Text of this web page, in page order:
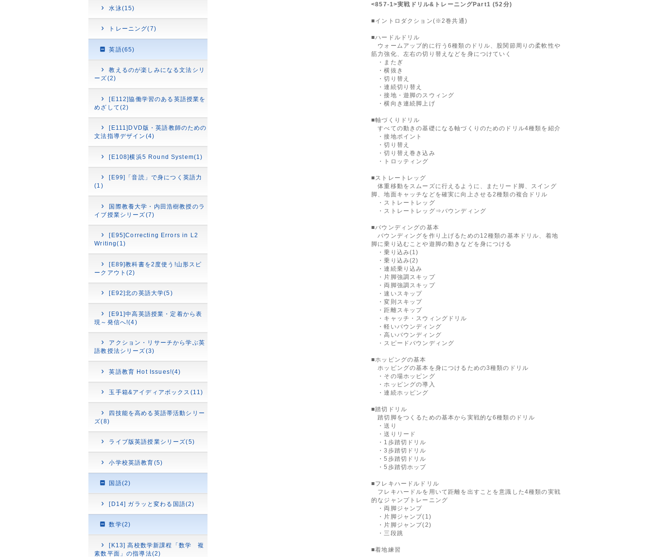
水泳(15)
トレーニング(7)
英語(65)
教えるのが楽しみになる文法シリ
ーズ(2)
[E112]協働学習のある英語授業を
めざして(2)
[E111]DVD版・英語教師のための
文法指導デザイン(4)
[E108]横浜5 Round System(1)
[E99]「音読」で身につく英語力
(1)
国際教養大学・内田浩樹教授のラ
イブ授業シリーズ(7)
[E95]Correcting Errors in L2
Writing(1)
[E89]教科書を2度使う!山形スピ
ークアウト(2)
[E92]北の英語大学(5)
[E91]中高英語授業・定着から表
現～発信へ!(4)
アクション・リサーチから学ぶ英
語教授法シリーズ(3)
英語教育 Hot Issues!(4)
玉手箱&アイディアボックス(11)
四技能を高める英語帯活動シリー
ズ(8)
ライブ版英語授業シリーズ(5)
小学校英語教育(5)
国語(2)
[D14] ガラッと変わる国語(2)
数学(2)
[K13] 高校数学新課程「数学 複
素数平面」の指導法(2)
<857-1>実戦ドリル&トレーニングPart1 (52分)
■イントロダクション(※2巻共通)
■ハードルドリル
ウォームアップ的に行う6種類のドリル、股関節周りの柔軟性や
筋力強化、左右の切り替えなどを身につけていく
・またぎ
・横抜き
・切り替え
・連続切り替え
・接地・遊脚のスウィング
・横向き連続脚上げ
■軸づくりドリル
すべての動きの基礎になる軸づくりのためのドリル4種類を紹介
・接地ポイント
・切り替え
・切り替え巻き込み
・トロッティング
■ストレートレッグ
体重移動をスムーズに行えるように、またリード脚、スイング
脚、地面キャッチなどを確実に向上させる2種類の複合ドリル
・ストレートレッグ
・ストレートレッグ⇒バウンディング
■バウンディングの基本
バウンディングを作り上げるための12種類の基本ドリル、着地
脚に乗り込むことや遊脚の動きなどを身につける
・乗り込み(1)
・乗り込み(2)
・連続乗り込み
・片脚強調スキップ
・両脚強調スキップ
・速いスキップ
・変則スキップ
・距離スキップ
・キャッチ・スウィングドリル
・軽いバウンディング
・高いバウンディング
・スピードバウンディング
■ホッピングの基本
ホッピングの基本を身につけるための3種類のドリル
・その場ホッピング
・ホッピングの導入
・連続ホッピング
■踏切ドリル
踏切脚をつくるための基本から実戦的な6種類のドリル
・送り
・送りリード
・1歩踏切ドリル
・3歩踏切ドリル
・5歩踏切ドリル
・5歩踏切ホップ
■フレキハードルドリル
フレキハードルを用いて距離を出すことを意識した4種類の実戦
的なジャンプトレーニング
・両脚ジャンプ
・片脚ジャンプ(1)
・片脚ジャンプ(2)
・三段跳
■着地練習